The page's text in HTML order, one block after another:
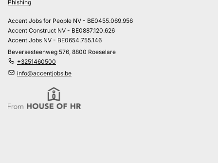
Phishing
Accent Jobs for People NV - BE0455.069.956
Accent Construct NV - BE0887.120.626
Accent Jobs NV - BE0654.755.146
Beversesteenweg 576, 8800 Roeselare
+3251460500
info@accentjobs.be